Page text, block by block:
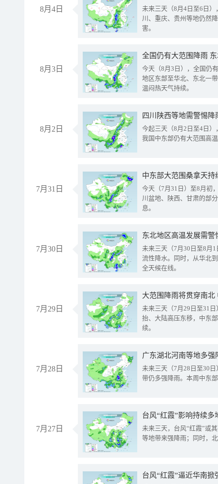
8月4日
未来三天（8月4日至6日
川、重庆、贵州等地仍然
害。
8月3日
全国仍有大范围降雨
今天（8月3日），全国仍
地区东部至华北、东北一
温闷热天气持续。
8月2日
今起三天（8月2日至4日
我国中东部仍有大范围高
7月31日
中东部大范围桑拿天
今天（7月31日）至8月初
川盆地、陕西、甘肃的部
息。
7月30日
东北地区高温发展需
未来三天（7月30日至8月
流性降水。同时，从华北
全天候在线。
7月29日
大范围降雨将贯穿南
未来三天（7月29日至31
抬、大陆高压东移，中东
续。
7月28日
广东湖北河南等地多
未来三天（7月28日至30
带仍多强降雨。本周中东
7月27日
台风“红霞”影响持续
未来三天，台风“红霞”或
等地带来强降雨；同时，
台风“红霞”逼近华南